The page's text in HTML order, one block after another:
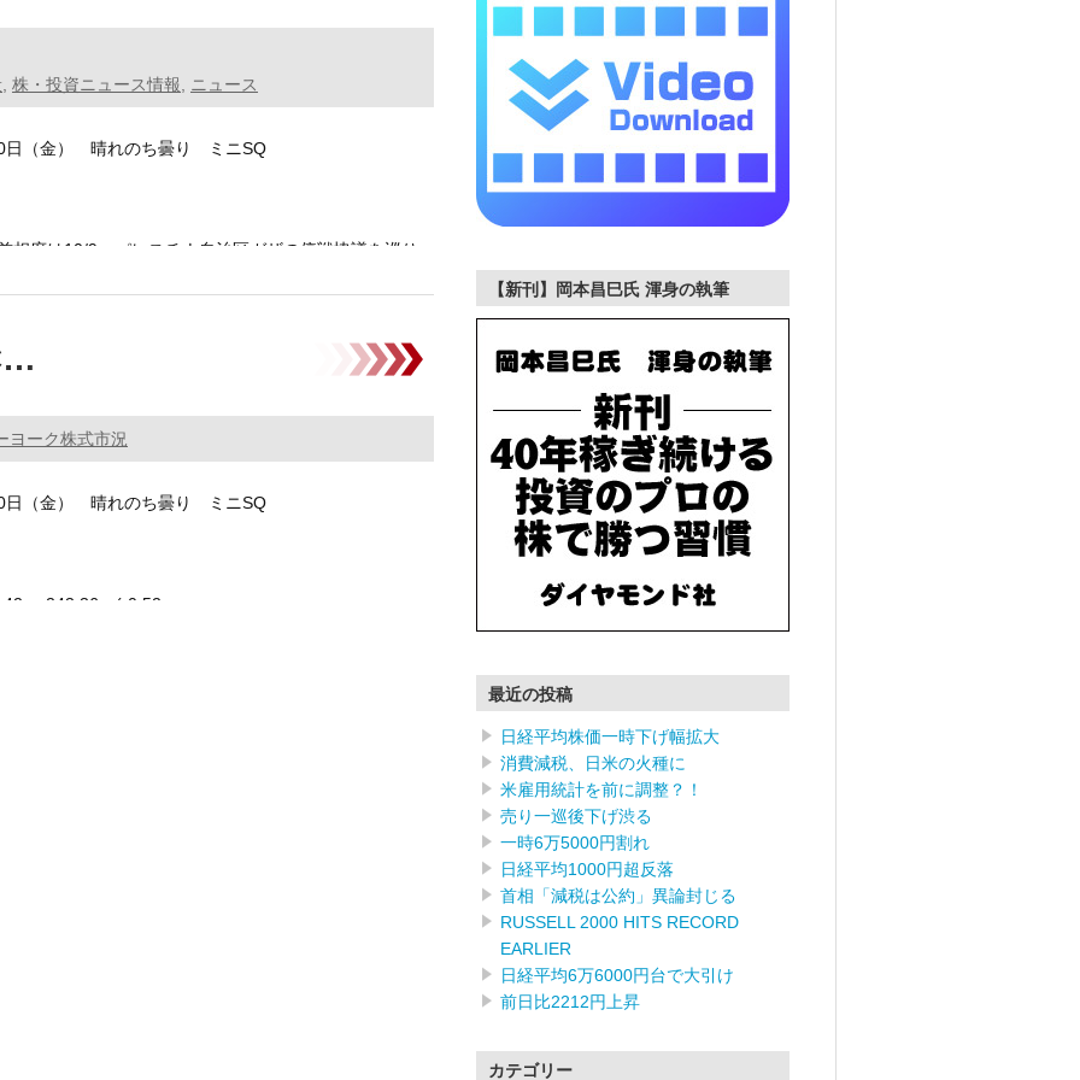
株・投資ニュース情報 ニュース
日（金） 晴れのち曇り ミニSQ
相府は10/9、パレスチナ自治区ガザの停戦協議を巡り
ヨーク株式市況
日（金） 晴れのち曇り ミニSQ
-243.36 (-0.52 …………
【新刊】岡本昌巳氏 渾身の執筆
最近の投稿
日経平均株価一時下げ幅拡大
消費減税、日米の火種に
米雇用統計を前に調整？！
売り一巡後下げ渋る
一時6万5000円割れ
日経平均1000円超反落
首相「減税は公約」異論封じる
RUSSELL 2000 HITS RECORD
EARLIER
日経平均6万6000円台で大引け
前日比2212円上昇
カテゴリー